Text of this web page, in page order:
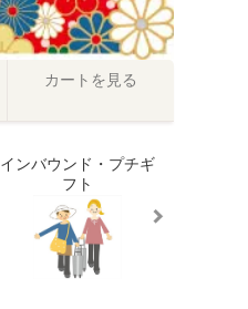
カートを見る
インバウンド・プチギ
フト